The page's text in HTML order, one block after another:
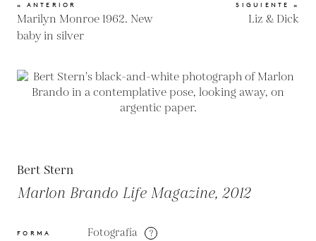
« ANTERIOR
Marilyn Monroe 1962. New
baby in silver
SIGUIENTE »
Liz & Dick
Bert Stern
Marlon Brando Life Magazine, 2012
FORMA Fotografía ?